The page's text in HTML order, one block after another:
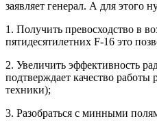
заявляет генерал. А для этого
1. Получить превосходство в
пятидесятилетних F-16 это
2. Увеличить эффективность
подтверждает качество
техники);
3. Разобраться с минными